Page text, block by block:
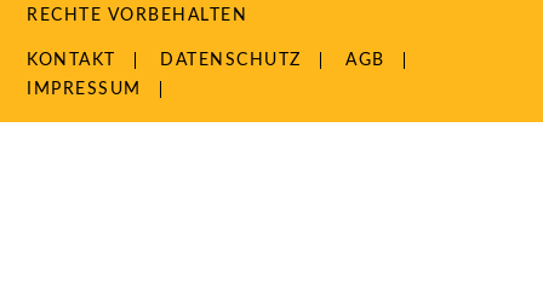
RECHTE VORBEHALTEN
NAVIGATION
ÜBERSPRINGEN
KONTAKT DATENSCHUTZ
AGB
IMPRESSUM